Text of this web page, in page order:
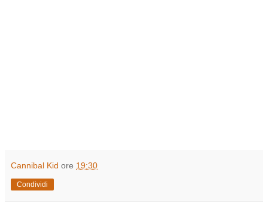
Cannibal Kid ore 19:30
Condividi